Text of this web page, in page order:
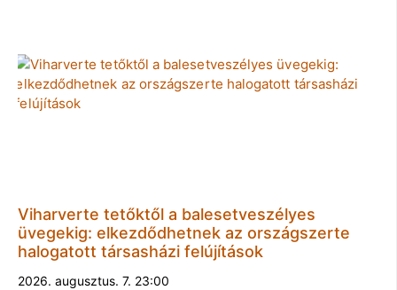
Viharverte tetőktől a balesetveszélyes
üvegekig: elkezdődhetnek az országszerte
halogatott társasházi felújítások
2026. augusztus. 7. 23:00